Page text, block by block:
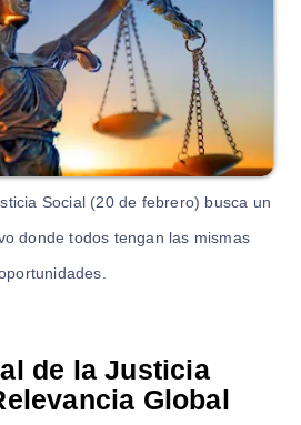
Social (20 de febrero) busca un
donde todos tengan las mismas
de la Justicia
Global